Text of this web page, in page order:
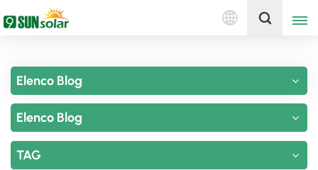
Italiano
Ottieni un preventivo
Elenco Blog
Elenco Blog
TAG